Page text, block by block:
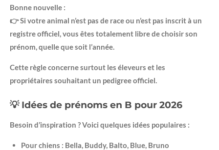
Bonne nouvelle :
👉 Si votre animal n’est pas de race ou n’est pas inscrit à un
registre officiel, vous êtes totalement libre de choisir son
prénom, quelle que soit l’année.
Cette règle concerne surtout les éleveurs et les
propriétaires souhaitant un pedigree officiel.
💡 Idées de prénoms en B pour 2026
Besoin d’inspiration ? Voici quelques idées populaires :
Pour chiens : Bella, Buddy, Balto, Blue, Bruno